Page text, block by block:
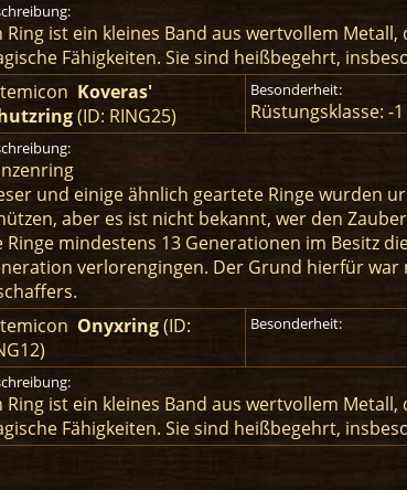
Ring ist ein kleines Band aus wertvollem
Fähigkeiten. Sie sind heißbegehrt,
Koveras'
(ID: RING25)
Besonderheit:
Rüstungsklasse: -
und einige ähnlich geartete Ringe wurden
aber es ist nicht bekannt, wer den
Ringe mindestens 13 Generationen im Besitz
verlorengingen. Der Grund hierfür war
Onyxring(ID:
Besonderheit:
Ring ist ein kleines Band aus wertvollem
Fähigkeiten. Sie sind heißbegehrt,